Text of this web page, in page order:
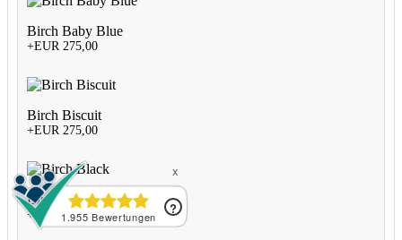
Birch Baby Blue
+EUR 275,00
Birch Biscuit
+EUR 275,00
Birch Black
+EUR 275,00